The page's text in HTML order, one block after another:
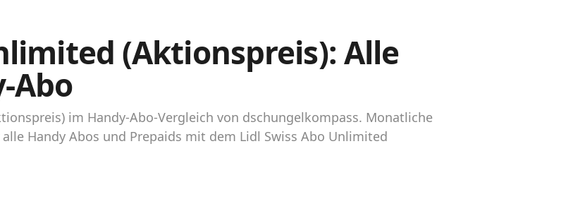
(Aktionspreis): Alle
Abo
im Handy-Abo-Vergleich von dschungelkompass. Monatliche
Handy Abos und Prepaids mit dem Lidl Swiss Abo Unlimited